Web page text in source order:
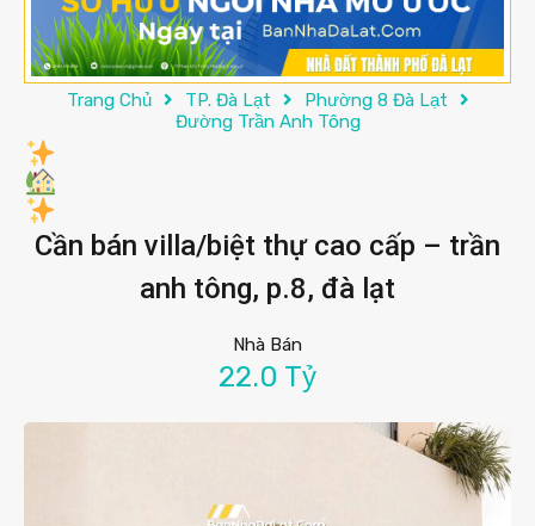
Trang Chủ TP. Đà Lạt
Phường 8 Đà Lạt
Đường Trần Anh Tông
Cần bán villa/biệt thự cao cấp – trần
anh tông, p.8, đà lạt
Nhà Bán
22.0 Tỷ